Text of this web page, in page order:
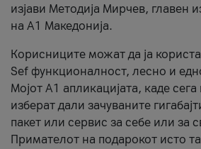
изјави Методија Мирчев, главен
на А1 Македонија.
Корисниците можат да ја
Sef функционалност, лесно и
Мојот А1 апликацијата, каде
изберат дали зачуваните
пакет или сервис за себе или за
Примателот на подарокот исто